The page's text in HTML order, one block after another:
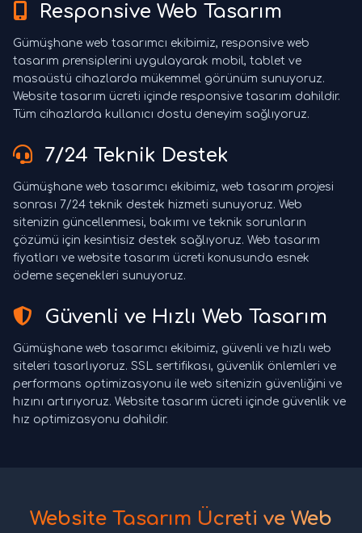
Responsive Web Tasarım
Gümüşhane web tasarımcı ekibimiz, responsive web
tasarım prensiplerini uygulayarak mobil, tablet ve
masaüstü cihazlarda mükemmel görünüm sunuyoruz.
Website tasarım ücreti içinde responsive tasarım dahildir.
Tüm cihazlarda kullanıcı dostu deneyim sağlıyoruz.
7/24 Teknik Destek
Gümüşhane web tasarımcı ekibimiz, web tasarım projesi
sonrası 7/24 teknik destek hizmeti sunuyoruz. Web
sitenizin güncellenmesi, bakımı ve teknik sorunların
çözümü için kesintisiz destek sağlıyoruz. Web tasarım
fiyatları ve website tasarım ücreti konusunda esnek
ödeme seçenekleri sunuyoruz.
Güvenli ve Hızlı Web Tasarım
Gümüşhane web tasarımcı ekibimiz, güvenli ve hızlı web
siteleri tasarlıyoruz. SSL sertifikası, güvenlik önlemleri ve
performans optimizasyonu ile web sitenizin güvenliğini ve
hızını artırıyoruz. Website tasarım ücreti içinde güvenlik ve
hız optimizasyonu dahildir.
Website Tasarım Ücreti ve Web